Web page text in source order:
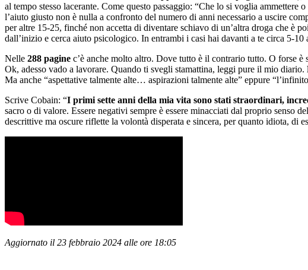
al tempo stesso lacerante. Come questo passaggio: “Che lo si voglia ammettere o
l’aiuto giusto non è nulla a confronto del numero di anni necessario a uscire
per altre 15-25, finché non accetta di diventare schiavo di un’altra droga che è
dall’inizio e cerca aiuto psicologico. In entrambi i casi hai davanti a te circa 5-10
Nelle 288 pagine c’è anche molto altro. Dove tutto è il contrario tutto. O forse
Ok, adesso vado a lavorare. Quando ti svegli stamattina, leggi pure il mio diario.
Ma anche “aspettative talmente alte… aspirazioni talmente alte” eppure
Scrive Cobain: “I primi sette anni della mia vita sono stati straordinari,
sacro o di valore. Essere negativi sempre è essere minacciati dal proprio senso
descrittive ma oscure riflette la volontà disperata e sincera, per quanto idiota, di
Aggiornato il 23 febbraio 2024 alle ore 18:05